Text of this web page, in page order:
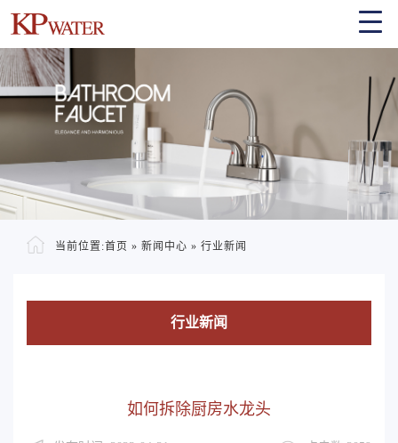
当前位置:首页 » 新闻中心 » 行业新闻
行业新闻
如何拆除厨房水龙头